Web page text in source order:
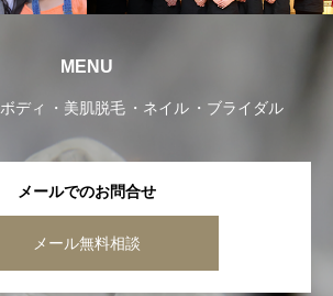
MENU
ボディ 美肌脱毛 ネイル ブライダル
メールでのお問合せ
メール無料相談